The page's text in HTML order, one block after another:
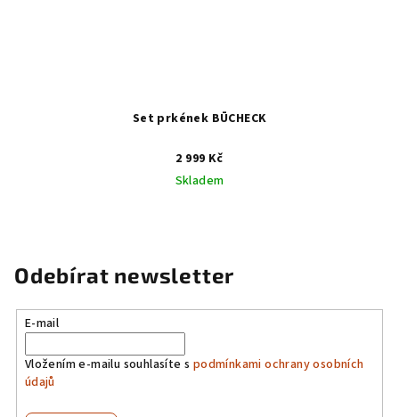
Set prkének BŪCHECK
2 999 Kč
Skladem
Odebírat newsletter
E-mail
Vložením e-mailu souhlasíte s podmínkami ochrany osobních
údajů